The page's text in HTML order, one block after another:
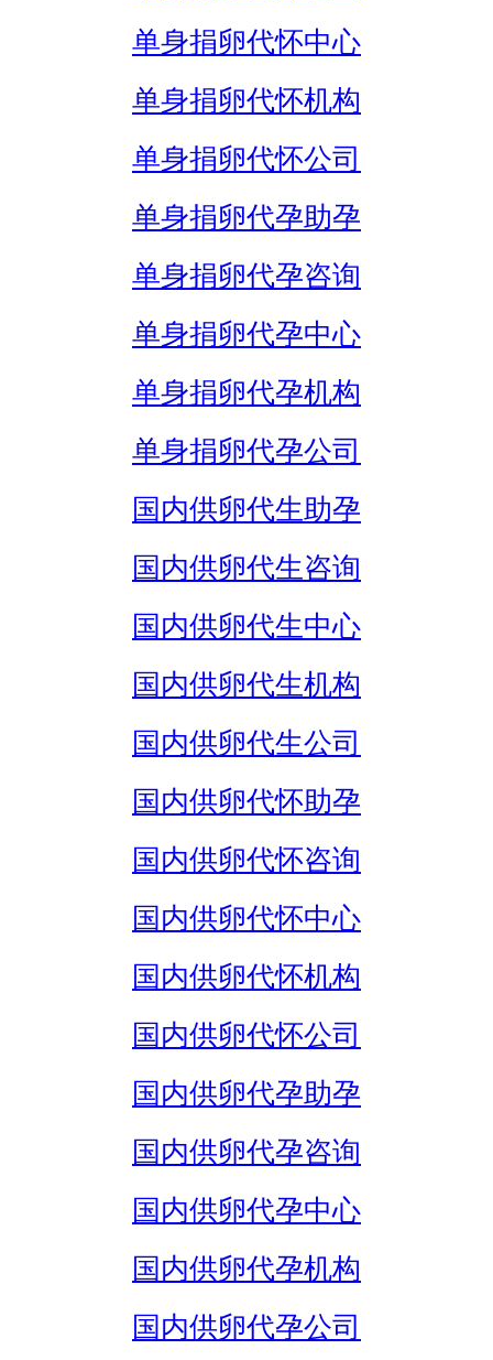
单身捐卵代怀中心
单身捐卵代怀机构
单身捐卵代怀公司
单身捐卵代孕助孕
单身捐卵代孕咨询
单身捐卵代孕中心
单身捐卵代孕机构
单身捐卵代孕公司
国内供卵代生助孕
国内供卵代生咨询
国内供卵代生中心
国内供卵代生机构
国内供卵代生公司
国内供卵代怀助孕
国内供卵代怀咨询
国内供卵代怀中心
国内供卵代怀机构
国内供卵代怀公司
国内供卵代孕助孕
国内供卵代孕咨询
国内供卵代孕中心
国内供卵代孕机构
国内供卵代孕公司